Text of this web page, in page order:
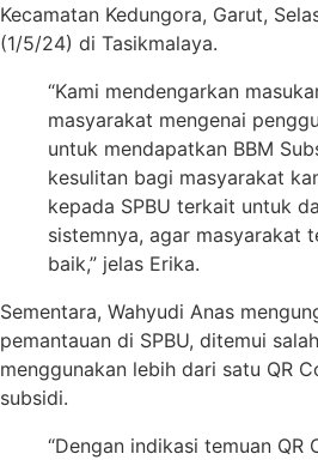
Kecamatan Kedungora, Garut,
(1/5/24) di Tasikmalaya.
“Kami mendengarkan
masyarakat mengenai
untuk mendapatkan BBM
kesulitan bagi masyarakat
kepada SPBU terkait untuk
sistemnya, agar masyarakat
baik,” jelas Erika.
Sementara, Wahyudi Anas
pemantauan di SPBU, ditemui
menggunakan lebih dari satu QR
subsidi.
“Dengan indikasi temuan QR